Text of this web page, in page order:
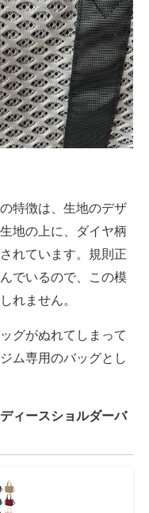
特徴は、生地のデザ
地の上に、ダイヤ柄
れています。規則正
でいるので、この模
れません。
グがぬれてしまって
ム専用のバッグとし
ィースショルダーバ